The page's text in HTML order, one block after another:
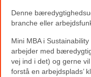
Denne
branche eller
Mini MBA i
arbejder med
vej ind i det) og gerne
forstå en arbejdsplads’